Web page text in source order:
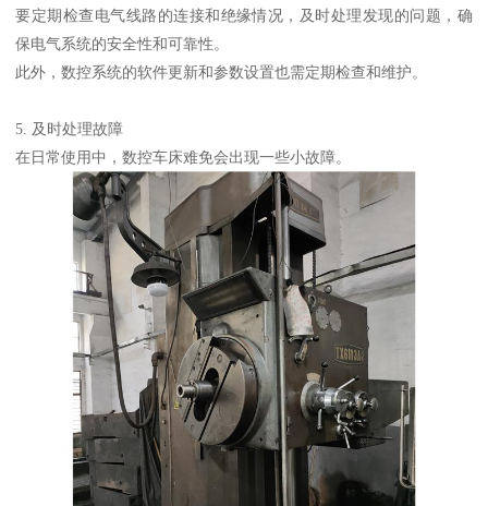
要定期检查电气线路的连接和绝缘情况，及时处理发现的问题，确
保电气系统的安全性和可靠性。
此外，数控系统的软件更新和参数设置也需定期检查和维护。
5. 及时处理故障
在日常使用中，数控车床难免会出现一些小故障。